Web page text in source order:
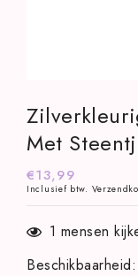
openen
in
modaal
Met
Normale
prijs
€13,99
Inclusief btw.
1 mensen
Beschikbaarheid: